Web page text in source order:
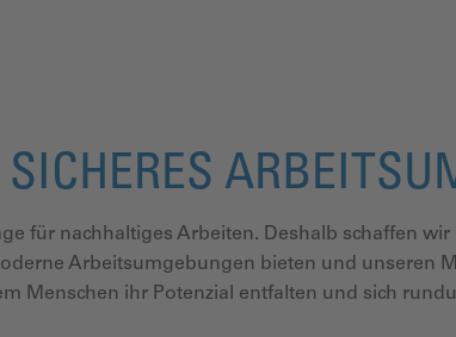
für nachhaltiges Arbeiten. Deshalb schaffen wir
Arbeitsumgebungen bieten und unseren
Menschen ihr Potenzial entfalten und sich